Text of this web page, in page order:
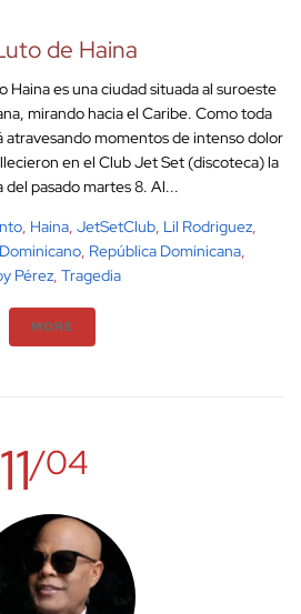
de Haina
Haina es una ciudad situada al suroeste
mirando hacia el Caribe. Como toda
atravesando momentos de intenso dolor
en el Club Jet Set (discoteca) la
del pasado martes 8. Al...
, Haina, JetSetClub, Lil Rodriguez,
, República Dominicana,
Pérez, Tragedia
MORE
11/04